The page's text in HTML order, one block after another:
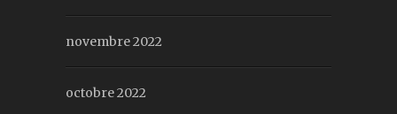
novembre 2022
octobre 2022